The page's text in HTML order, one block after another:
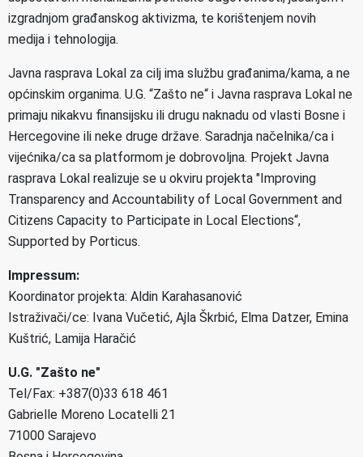
izgradnjom građanskog aktivizma, te korištenjem novih
medija i tehnologija.
Javna rasprava Lokal za cilj ima službu građanima/kama, a ne
općinskim organima. U.G. “Zašto ne“ i Javna rasprava Lokal ne
primaju nikakvu finansijsku ili drugu naknadu od vlasti Bosne i
Hercegovine ili neke druge države. Saradnja načelnika/ca i
vijećnika/ca sa platformom je dobrovoljna. Projekt Javna
rasprava Lokal realizuje se u okviru projekta "Improving
Transparency and Accountability of Local Government and
Citizens Capacity to Participate in Local Elections“,
Supported by Porticus.
Impressum:
Koordinator projekta: Aldin Karahasanović
Istraživači/ce: Ivana Vučetić, Ajla Škrbić, Elma Datzer, Emina
Kuštrić, Lamija Haračić
U.G. "Zašto ne"
Tel/Fax: +387(0)33 618 461
Gabrielle Moreno Locatelli 21
71000 Sarajevo